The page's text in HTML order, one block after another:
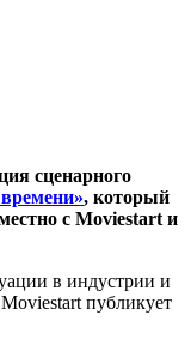
сценарного
, который
с Moviestart и
в индустрии и
публикует